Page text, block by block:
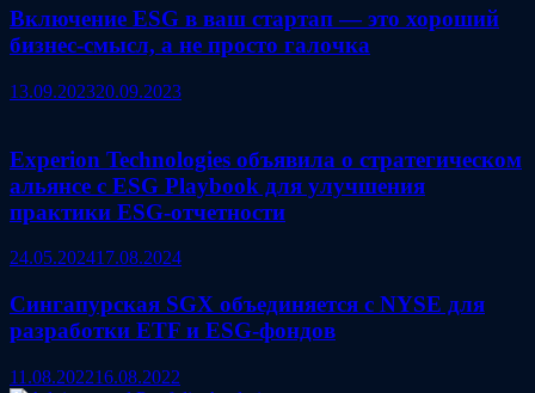
Включение ESG в ваш стартап — это хороший
бизнес-смысл, а не просто галочка
13.09.202320.09.2023
Experion Technologies объявила о стратегическом
альянсе с ESG Playbook для улучшения
практики ESG-отчетности
24.05.202417.08.2024
Сингапурская SGX объединяется с NYSE для
разработки ETF и ESG-фондов
11.08.202216.08.2022